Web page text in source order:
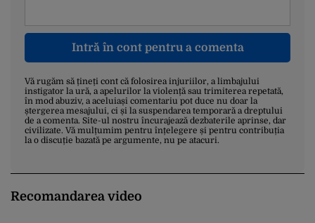
Intră în cont pentru a comenta
Vă rugăm să țineți cont că folosirea injuriilor, a limbajului
instigator la ură, a apelurilor la violență sau trimiterea repetată,
în mod abuziv, a aceluiași comentariu pot duce nu doar la
ștergerea mesajului, ci și la suspendarea temporară a dreptului
de a comenta. Site-ul nostru încurajează dezbaterile aprinse, dar
civilizate. Vă mulțumim pentru înțelegere și pentru contribuția
la o discuție bazată pe argumente, nu pe atacuri.
Recomandarea video